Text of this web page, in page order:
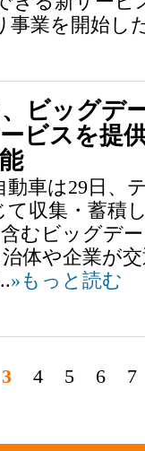
事業を開始し
、ビッグデ
ビスを提
動車は29日、
て収集・蓄積
むビッグデ
体や企業が
»もっと読む
3 4 5 6 7